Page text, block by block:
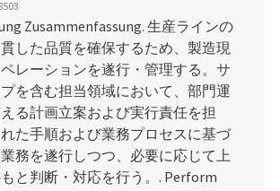
Zusammenfassung. 生産ラインの
した品質を確保するため、製造現
レーションを遂行・管理する。サ
を含む担当領域において、部門運
る計画立案および実行責任を担
た手順および業務プロセスに基づ
務を遂行しつつ、必要に応じて上
と判断・対応を行う。. Perform